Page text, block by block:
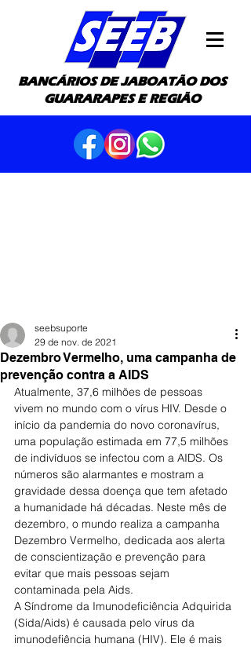
BANCÁRIOS DE JABOATÃO DOS
GUARARAPES E REGIÃO
Dezembro Vermelho, uma campanha de
prevenção contra a AIDS
seebsuporte
29 de nov. de 2021
Atualmente, 37,6 milhões de pessoas
vivem no mundo com o vírus HIV. Desde o
início da pandemia do novo coronavírus,
uma população estimada em 77,5 milhões
de indivíduos se infectou com a AIDS. Os
números são alarmantes e mostram a
gravidade dessa doença que tem afetado
a humanidade há décadas. Neste mês de
dezembro, o mundo realiza a campanha
Dezembro Vermelho, dedicada aos alerta
de conscientização e prevenção para
evitar que mais pessoas sejam
contaminada pela Aids.
A Síndrome da Imunodeficiência Adquirida
(Sida/Aids) é causada pelo vírus da
imunodefiência humana (HIV). Ele é mais